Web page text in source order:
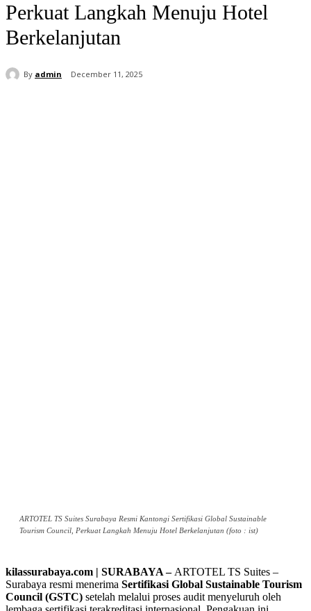
Perkuat Langkah Menuju Hotel
Berkelanjutan
By admin December 11, 2025
ARTOTEL TS Suites Surabaya Resmi Kantongi Sertifikasi Global Sustainable
Tourism Council, Perkuat Langkah Menuju Hotel Berkelanjutan (foto : ist)
kilassurabaya.com | SURABAYA – ARTOTEL TS Suites –
Surabaya resmi menerima Sertifikasi Global Sustainable Tourism
Council (GSTC) setelah melalui proses audit menyeluruh oleh